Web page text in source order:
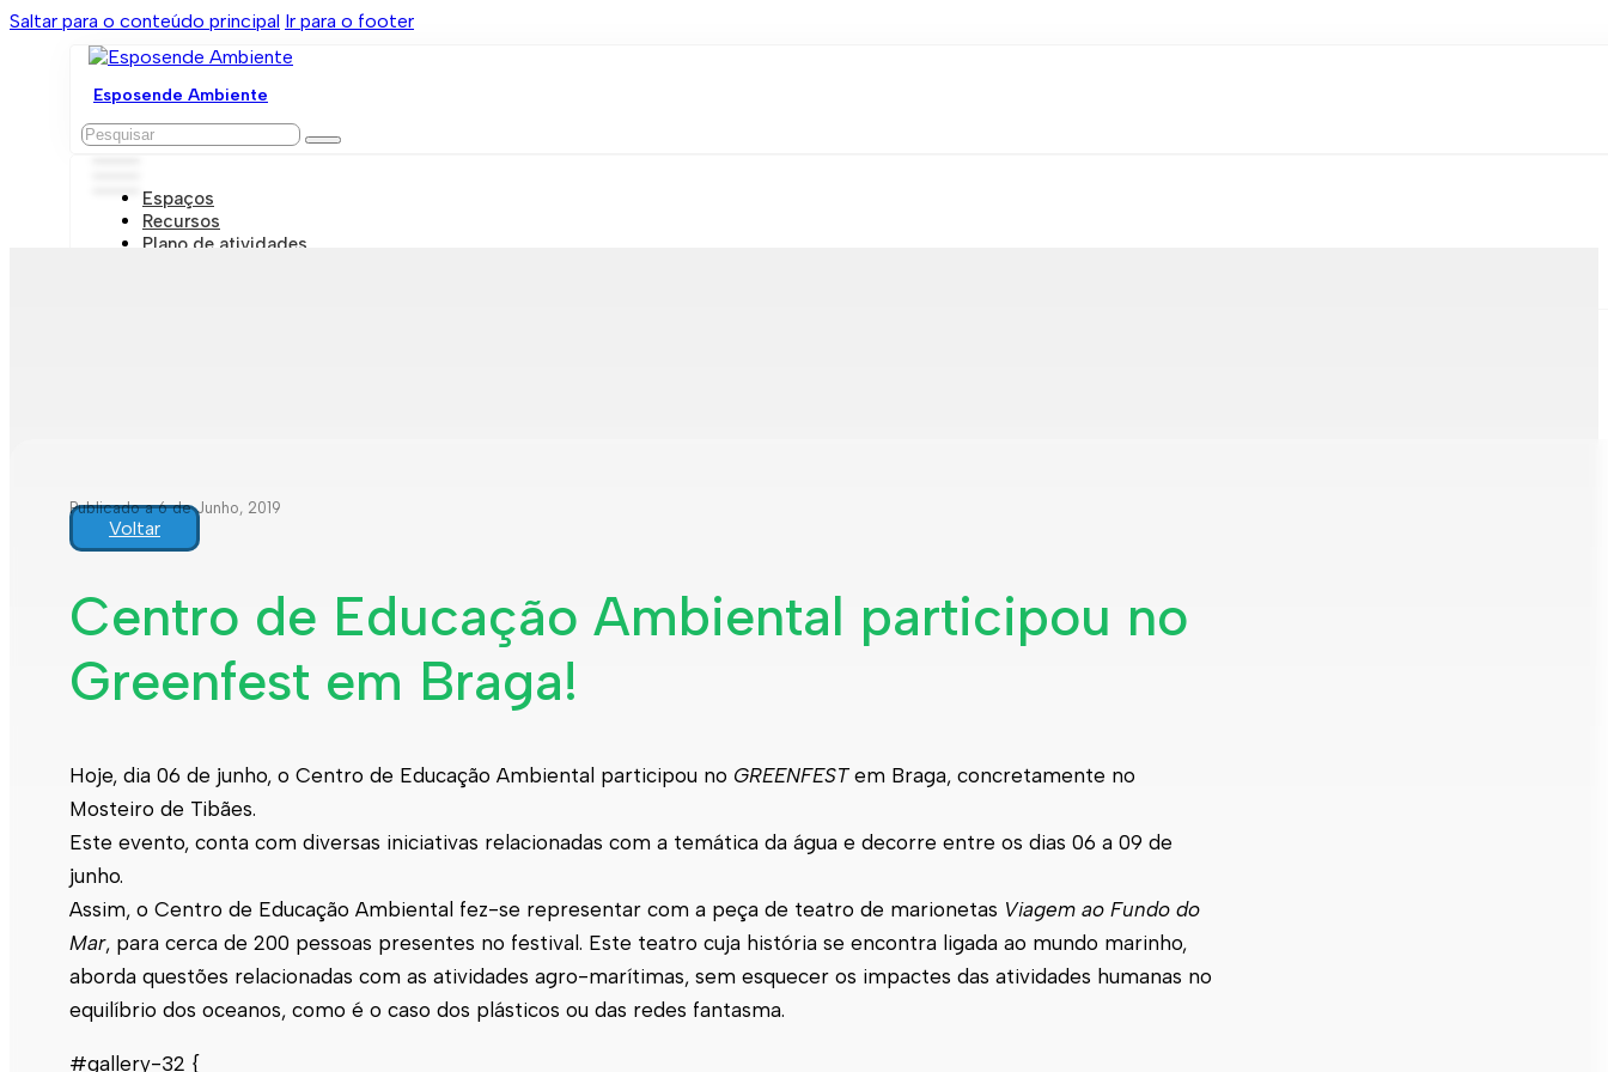
Saltar para o conteúdo principal Ir para o footer
Esposende Ambiente
Pesquisar
Espaços
Recursos
Plano de atividades
Publicado a 6 de Junho, 2019
Voltar
Centro de Educação Ambiental participou no
Greenfest em Braga!
Hoje, dia 06 de junho, o Centro de Educação Ambiental participou no GREENFESTem Braga, concretamente no
Mosteiro de Tibães.
Este evento, conta com diversas iniciativas relacionadas com a temática da água e decorre entre os dias 06 a 09 de
junho.
Assim, o Centro de Educação Ambiental fez-se representar com a peça de teatro de marionetas Viagem ao Fundo do
Mar, para cerca de 200 pessoas presentes no festival. Este teatro cuja história se encontra ligada ao mundo marinho,
aborda questões relacionadas com as atividades agro-marítimas, sem esquecer os impactes das atividades humanas no
equilíbrio dos oceanos, como é o caso dos plásticos ou das redes fantasma.
#gallery-32 {